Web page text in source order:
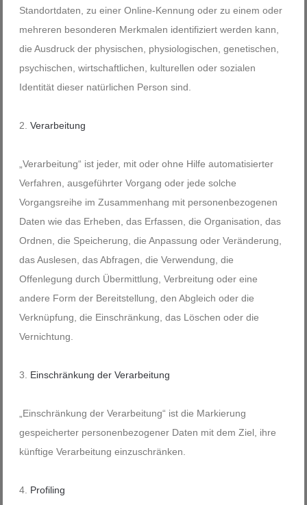
Standortdaten, zu einer Online-Kennung oder zu einem oder
mehreren besonderen Merkmalen identifiziert werden kann,
die Ausdruck der physischen, physiologischen, genetischen,
psychischen, wirtschaftlichen, kulturellen oder sozialen
Identität dieser natürlichen Person sind.
Verarbeitung
„Verarbeitung“ ist jeder, mit oder ohne Hilfe automatisierter
Verfahren, ausgeführter Vorgang oder jede solche
Vorgangsreihe im Zusammenhang mit personenbezogenen
Daten wie das Erheben, das Erfassen, die Organisation, das
Ordnen, die Speicherung, die Anpassung oder Veränderung,
das Auslesen, das Abfragen, die Verwendung, die
Offenlegung durch Übermittlung, Verbreitung oder eine
andere Form der Bereitstellung, den Abgleich oder die
Verknüpfung, die Einschränkung, das Löschen oder die
Vernichtung.
Einschränkung der Verarbeitung
„Einschränkung der Verarbeitung“ ist die Markierung
gespeicherter personenbezogener Daten mit dem Ziel, ihre
künftige Verarbeitung einzuschränken.
Profiling